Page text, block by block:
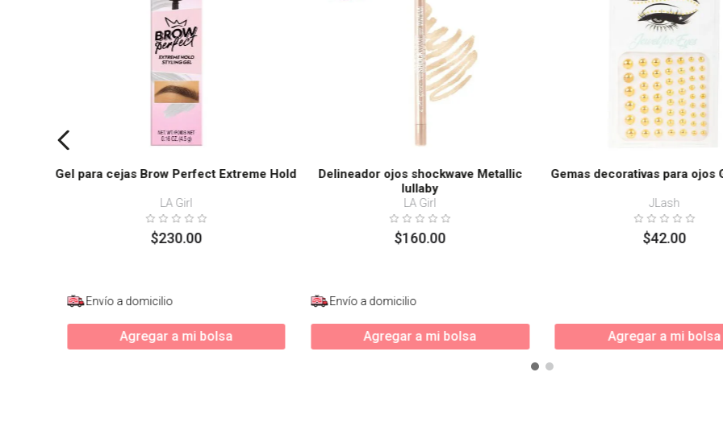
Gel para cejas Brow Perfect Extreme Hold
LA Girl
$230.00
Envío a domicilio
Agregar a mi bolsa
Delineador ojos shockwave Metallic
lullaby
LA Girl
$160.00
Envío a domicilio
Agregar a mi bolsa
Gemas decorativas para ojos
JLash
$42.00
Agregar a mi bolsa